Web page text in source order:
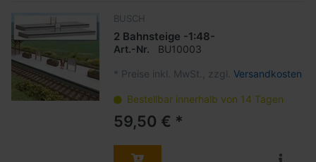
BUSCH
2 Bahnsteige -1:48-
Art.-Nr. BU10003
* Preise inkl. MwSt., zzgl. Versandkosten
Bestellbar innerhalb von 14 Tagen
59,50 € *